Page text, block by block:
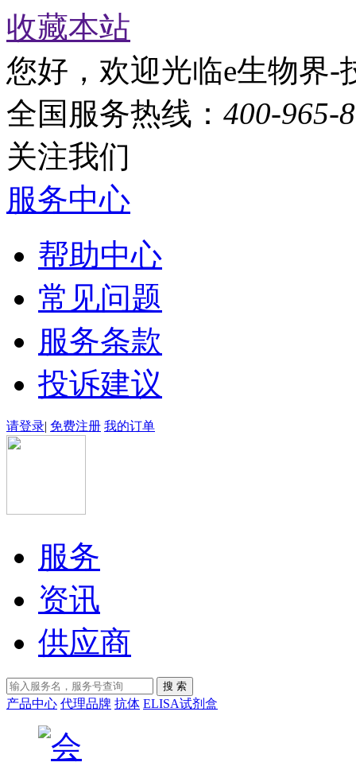
收藏本站
您好，欢迎光临e生物界-
全国服务热线： 400-965-
关注我们
服务中心
帮助中心
常见问题
服务条款
投诉建议
请登录| 免费注册 我的订单
服务
资讯
供应商
产品中心 代理品牌 抗体 ELISA试剂盒